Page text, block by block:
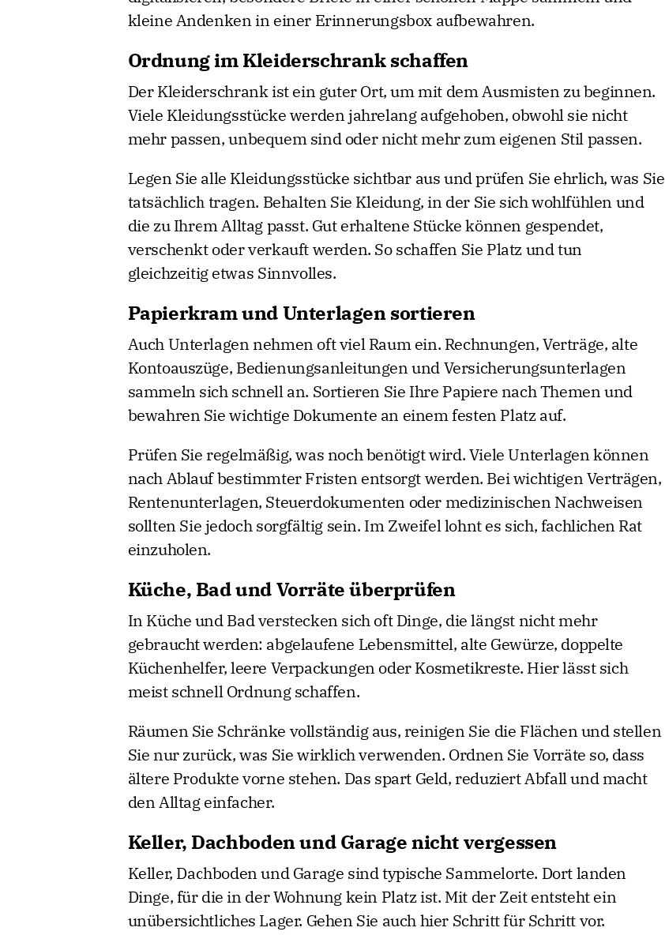
kleine Andenken in einer Erinnerungsbox aufbewahren.
Ordnung im Kleiderschrank schaffen
Der Kleiderschrank ist ein guter Ort, um mit dem Ausmisten zu beginnen.
Viele Kleidungsstücke werden jahrelang aufgehoben, obwohl sie nicht
mehr passen, unbequem sind oder nicht mehr zum eigenen Stil passen.
Legen Sie alle Kleidungsstücke sichtbar aus und prüfen Sie ehrlich, was Sie
tatsächlich tragen. Behalten Sie Kleidung, in der Sie sich wohlfühlen und
die zu Ihrem Alltag passt. Gut erhaltene Stücke können gespendet,
verschenkt oder verkauft werden. So schaffen Sie Platz und tun
gleichzeitig etwas Sinnvolles.
Papierkram und Unterlagen sortieren
Auch Unterlagen nehmen oft viel Raum ein. Rechnungen, Verträge, alte
Kontoauszüge, Bedienungsanleitungen und Versicherungsunterlagen
sammeln sich schnell an. Sortieren Sie Ihre Papiere nach Themen und
bewahren Sie wichtige Dokumente an einem festen Platz auf.
Prüfen Sie regelmäßig, was noch benötigt wird. Viele Unterlagen können
nach Ablauf bestimmter Fristen entsorgt werden. Bei wichtigen Verträgen,
Rentenunterlagen, Steuerdokumenten oder medizinischen Nachweisen
sollten Sie jedoch sorgfältig sein. Im Zweifel lohnt es sich, fachlichen Rat
einzuholen.
Küche, Bad und Vorräte überprüfen
In Küche und Bad verstecken sich oft Dinge, die längst nicht mehr
gebraucht werden: abgelaufene Lebensmittel, alte Gewürze, doppelte
Küchenhelfer, leere Verpackungen oder Kosmetikreste. Hier lässt sich
meist schnell Ordnung schaffen.
Räumen Sie Schränke vollständig aus, reinigen Sie die Flächen und stellen
Sie nur zurück, was Sie wirklich verwenden. Ordnen Sie Vorräte so, dass
ältere Produkte vorne stehen. Das spart Geld, reduziert Abfall und macht
den Alltag einfacher.
Keller, Dachboden und Garage nicht vergessen
Keller, Dachboden und Garage sind typische Sammelorte. Dort landen
Dinge, für die in der Wohnung kein Platz ist. Mit der Zeit entsteht ein
unübersichtliches Lager. Gehen Sie auch hier Schritt für Schritt vor.